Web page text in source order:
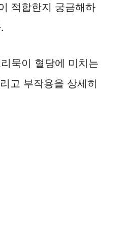
적합한지 궁금해하
묵이 혈당에 미치는
고 부작용을 상세히